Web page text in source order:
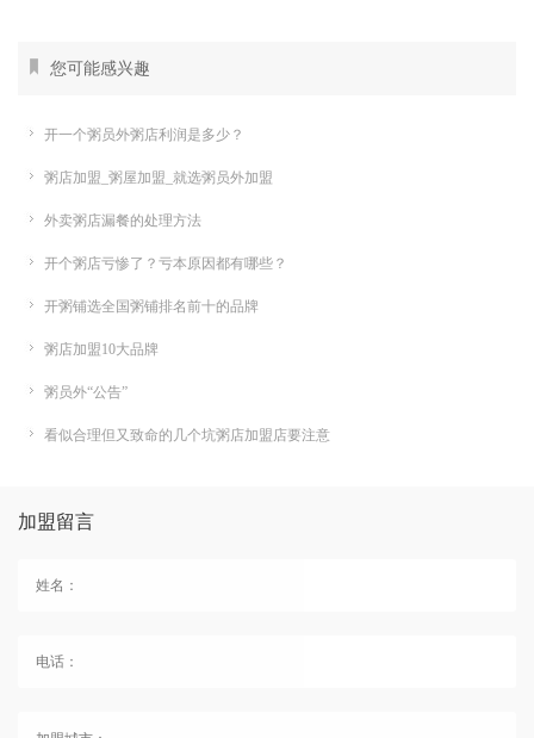
您可能感兴趣
开一个粥员外粥店利润是多少？
粥店加盟_粥屋加盟_就选粥员外加盟
外卖粥店漏餐的处理方法
开个粥店亏惨了？亏本原因都有哪些？
开粥铺选全国粥铺排名前十的品牌
粥店加盟10大品牌
粥员外“公告”
看似合理但又致命的几个坑粥店加盟店要注意
加盟留言